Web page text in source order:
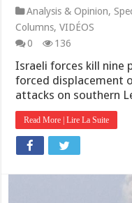
Analysis & Opinion,
Columns,VIDÉOS
0
136
Israeli forces kill nine
forced displacement
attacks on southern
Read More | Lire La Suite